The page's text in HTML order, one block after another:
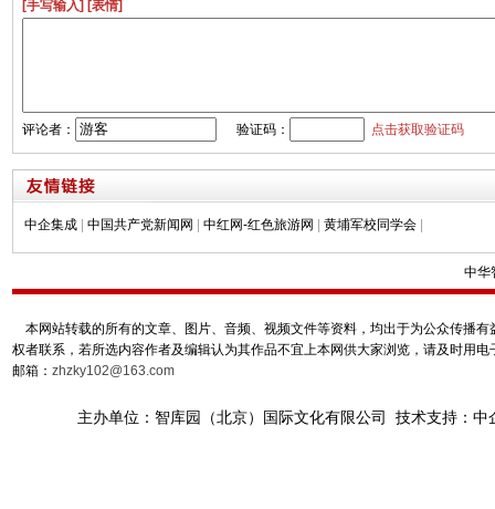
[手写输入] [表情]
评论者： 验证码： 点击获取验证码
中企集成 中国共产党新闻网 中红网-红色旅游网 黄埔军校同学会
中华
本网站转载的所有的文章、图片、音频、视频文件等资料，均出于为公众传播
权者联系，若所选内容作者及编辑认为其作品不宜上本网供大家浏览，请及时用
邮箱： zhzky102@163.com
主办单位：智库园（北京）国际文化有限公司 技术支持：